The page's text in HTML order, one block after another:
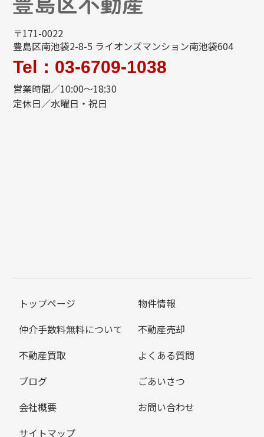
〒171-0022
豊島区南池袋2-8-5 ライオンズマンション南池袋604
Tel：03-6709-1038
営業時間／10:00～18:30
定休日／水曜日・祝日
トップページ
物件情報
仲介手数料無料について
不動産売却
不動産買取
よくある質問
ブログ
ごあいさつ
会社概要
お問い合わせ
サイトマップ